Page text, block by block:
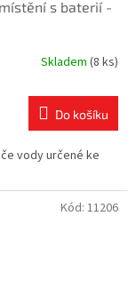
A
R
M
A
s baterií -
Skladem(8 ks)
Do košíku
vody určené ke
Kód: 11206